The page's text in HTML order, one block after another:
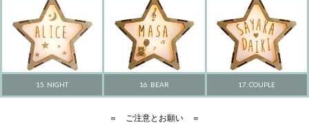
15. NIGHT 16. BEAR 17. COUPLE
＝ ご注意とお願い ＝